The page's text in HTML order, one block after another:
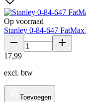
Op voorraad
Stanley 0-84-647
17,99
excl. btw
Toevoegen